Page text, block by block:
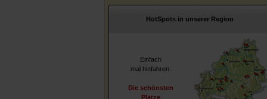
HotSpots in unserer Region
Einfach
mal hinfahren:
Die schönsten
Plätze